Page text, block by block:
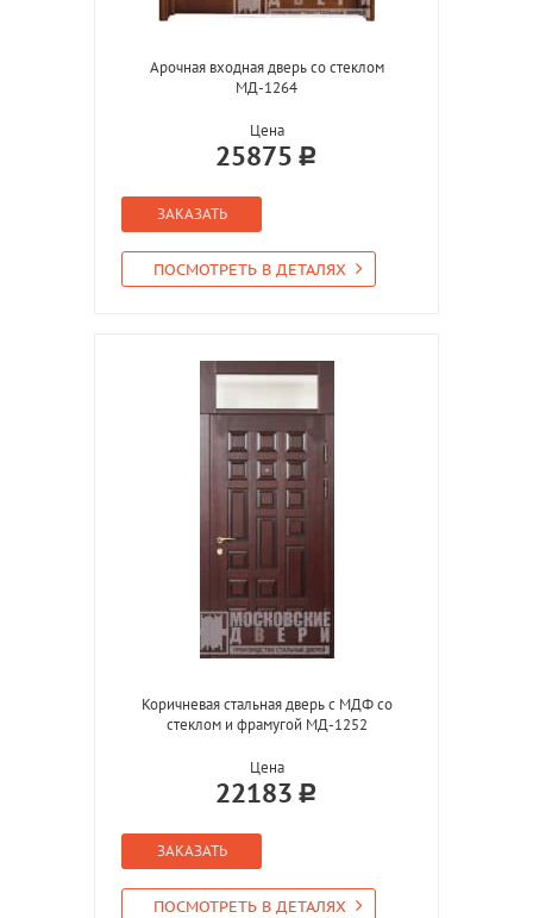
Арочная входная дверь со стеклом
МД-1264
Цена
25875
ЗАКАЗАТЬ
ПОСМОТРЕТЬ В ДЕТАЛЯХ
Коричневая стальная дверь с МДФ со
стеклом и фрамугой МД-1252
Цена
22183
ЗАКАЗАТЬ
ПОСМОТРЕТЬ В ДЕТАЛЯХ